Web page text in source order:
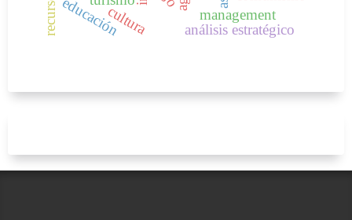
educación management
cultura análisis estratégico